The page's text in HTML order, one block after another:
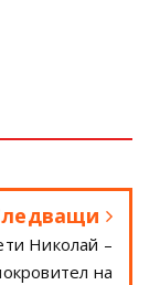
Николай –
на